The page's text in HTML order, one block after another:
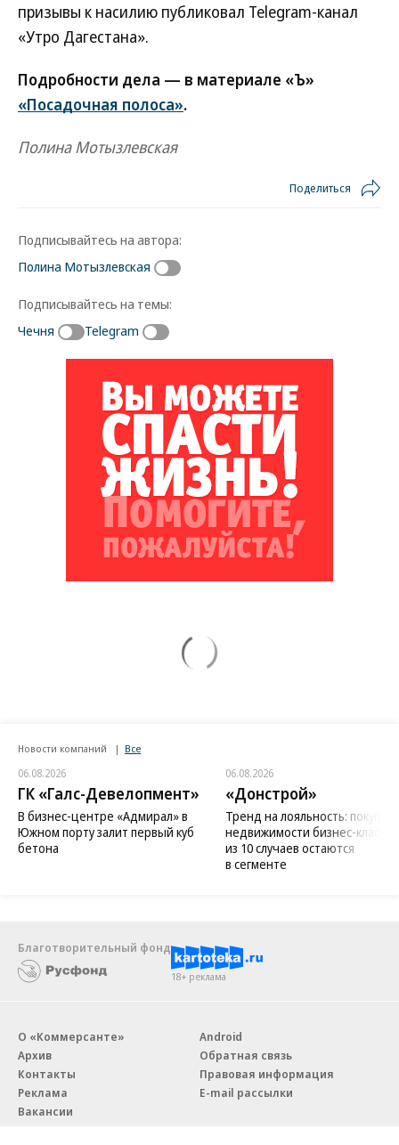
призывы к насилию публиковал Telegram-канал
«Утро Дагестана».
Подробности дела — в материале «Ъ»
«Посадочная полоса».
Полина Мотызлевская
Поделиться
Подписывайтесь на автора:
Полина Мотызлевская
Подписывайтесь на темы:
Чечня
Telegram
Новости компаний Все
06.08.2026
ГК «Галс-Девелопмент»
В бизнес-центре «Адмирал» в
Южном порту залит первый куб
бетона
06.08.2026
«Донстрой»
Тренд на лояльность:
недвижимости бизнес-класса
из 10 случаев остаются
в сегменте
Благотворительный фонд
18+ реклама
О «Коммерсанте»
Архив
Контакты
Реклама
Вакансии
Android
Обратная связь
Правовая информация
E-mail рассылки